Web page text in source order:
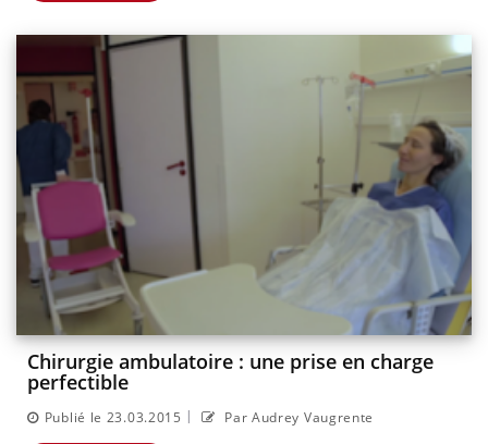
Chirurgie ambulatoire : une prise en charge
perfectible
Publié le 23.03.2015 | Par Audrey Vaugrente